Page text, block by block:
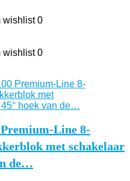
wishlist 0
wishlist 0
Line 8-
met schakelaar
de…